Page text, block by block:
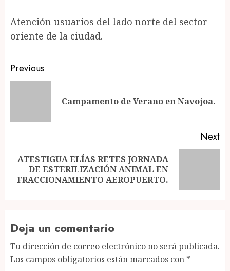
Atención usuarios del lado norte del sector
oriente de la ciudad.
Post
Previous
Campamento de Verano en Navojoa.
Next
Next
post:
ATESTIGUA ELÍAS RETES JORNADA
DE ESTERILIZACIÓN ANIMAL EN
FRACCIONAMIENTO AEROPUERTO.
Deja un comentario
Tu dirección de correo electrónico no será publicada.
Los campos obligatorios están marcados con *